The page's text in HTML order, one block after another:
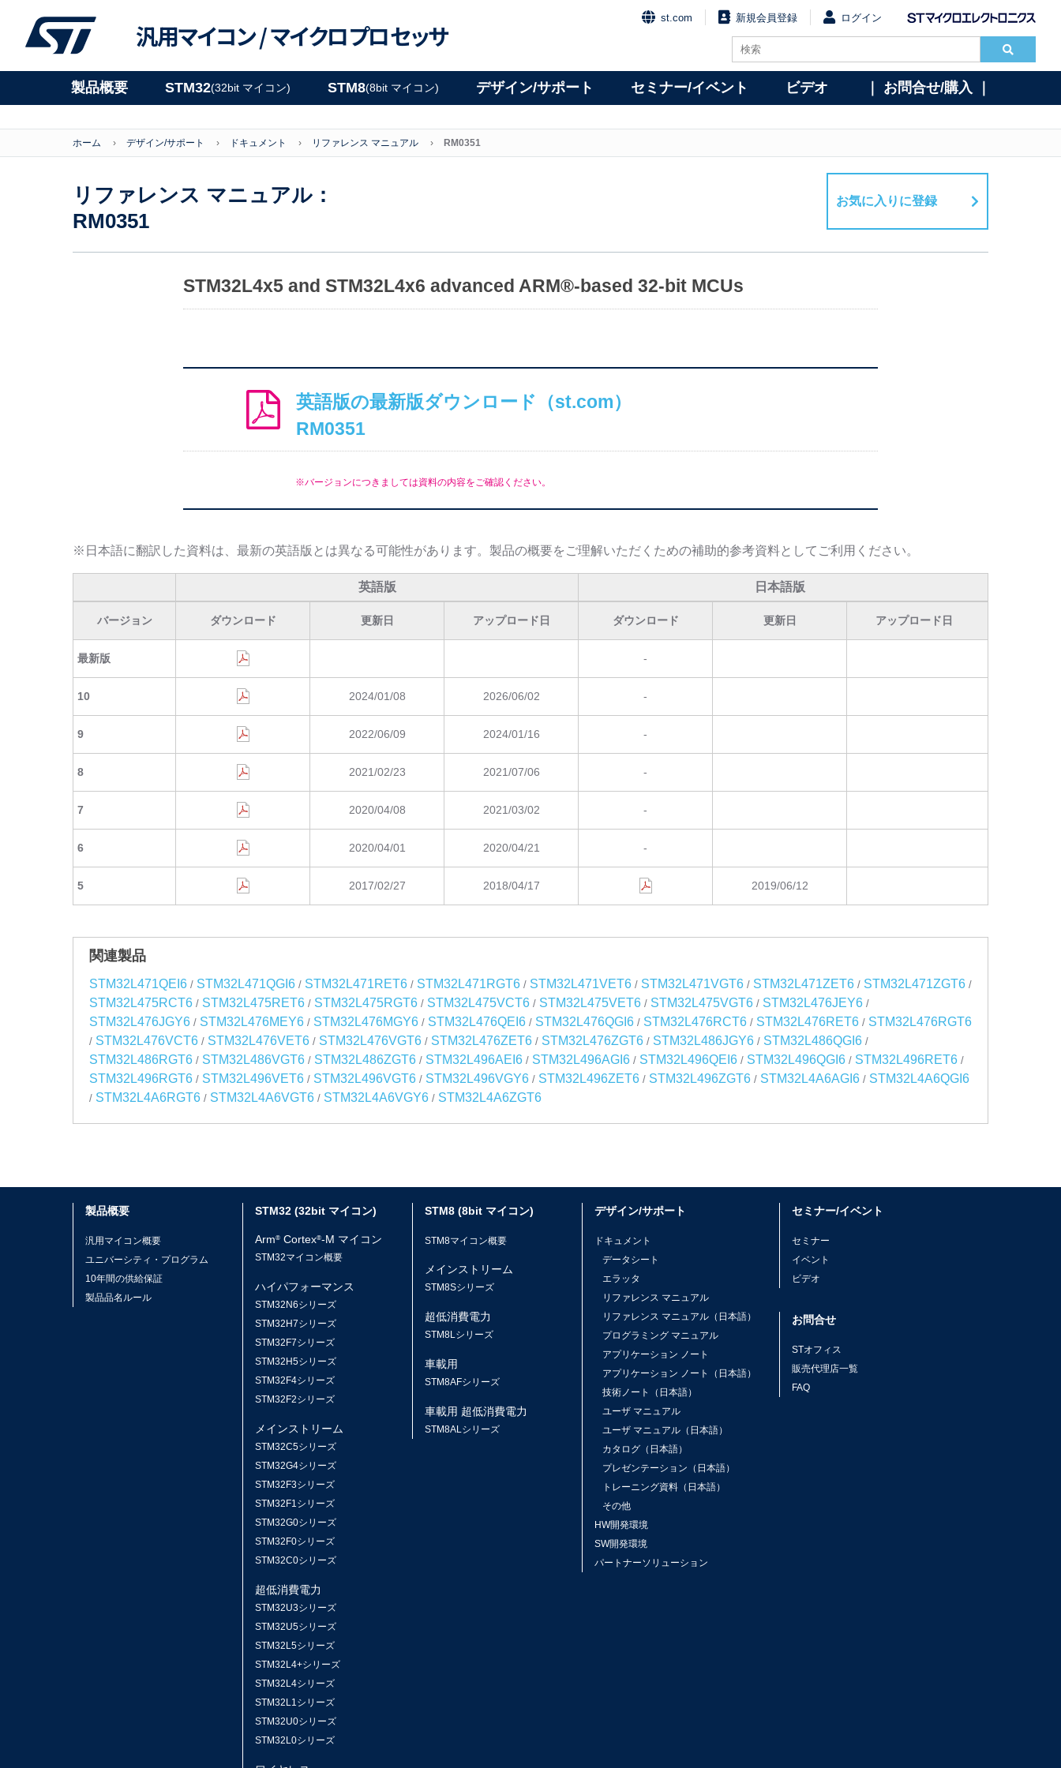
汎用マイコン /マイクロプロセッサ
st.com 新規会員登録 ログイン
製品概要 STM32(32bit マイコン) STM8(8bit マイコン) デザイン/サポート セミナー/イベント ビデオ ｜ お問合せ/購入 ｜
ホーム デザイン/サポート ドキュメント リファレンス マニュアル RM0351
リファレンス マニュアル：
RM0351
お気に入りに登録
STM32L4x5 and STM32L4x6 advanced ARM®-based 32-bit MCUs
英語版の最新版ダウンロード（st.com）
RM0351
※バージョンにつきましては資料の内容をご確認ください。
※日本語に翻訳した資料は、最新の英語版とは異なる可能性があります。製品の概要をご理解いただくための補助的参考資料としてご利用ください。
英語版 日本語版
バージョン ダウンロード 更新日 アップロード日 ダウンロード 更新日 アップロード日
最新版 -
10 2024/01/08 2026/06/02 -
9 2022/06/09 2024/01/16 -
8 2021/02/23 2021/07/06 -
7 2020/04/08 2021/03/02 -
6 2020/04/01 2020/04/21 -
5 2017/02/27 2018/04/17 2019/06/12
関連製品
STM32L471QEI6 / STM32L471QGI6 / STM32L471RET6 / STM32L471RGT6 / STM32L471VET6 / STM32L471VGT6 / STM32L471ZET6 / STM32L471ZGT6 /
STM32L475RCT6 / STM32L475RET6 / STM32L475RGT6 / STM32L475VCT6 / STM32L475VET6 / STM32L475VGT6 / STM32L476JEY6 /
STM32L476JGY6 / STM32L476MEY6 / STM32L476MGY6 / STM32L476QEI6 / STM32L476QGI6 / STM32L476RCT6 / STM32L476RET6 / STM32L476RGT6
/ STM32L476VCT6 / STM32L476VET6 / STM32L476VGT6 / STM32L476ZET6 / STM32L476ZGT6 / STM32L486JGY6 / STM32L486QGI6 /
STM32L486RGT6 / STM32L486VGT6 / STM32L486ZGT6 / STM32L496AEI6 / STM32L496AGI6 / STM32L496QEI6 / STM32L496QGI6 / STM32L496RET6 /
STM32L496RGT6 / STM32L496VET6 / STM32L496VGT6 / STM32L496VGY6 / STM32L496ZET6 / STM32L496ZGT6 / STM32L4A6AGI6 / STM32L4A6QGI6
/ STM32L4A6RGT6 / STM32L4A6VGT6 / STM32L4A6VGY6 / STM32L4A6ZGT6
製品概要
汎用マイコン概要
ユニバーシティ・プログラム
10年間の供給保証
製品品名ルール
STM32 (32bit マイコン)
Arm® Cortex®-M マイコン
STM32マイコン概要
ハイパフォーマンス
STM32N6シリーズ
STM32H7シリーズ
STM32F7シリーズ
STM32H5シリーズ
STM32F4シリーズ
STM32F2シリーズ
メインストリーム
STM32C5シリーズ
STM32G4シリーズ
STM32F3シリーズ
STM32F1シリーズ
STM32G0シリーズ
STM32F0シリーズ
STM32C0シリーズ
超低消費電力
STM32U3シリーズ
STM32U5シリーズ
STM32L5シリーズ
STM32L4+シリーズ
STM32L4シリーズ
STM32L1シリーズ
STM32U0シリーズ
STM32L0シリーズ
STM8 (8bit マイコン)
STM8マイコン概要
メインストリーム
STM8Sシリーズ
超低消費電力
STM8Lシリーズ
車載用
STM8AFシリーズ
車載用 超低消費電力
STM8ALシリーズ
デザイン/サポート
ドキュメント
データシート
エラッタ
リファレンス マニュアル
リファレンス マニュアル（日本語）
プログラミング マニュアル
アプリケーション ノート
アプリケーション ノート（日本語）
技術ノート（日本語）
ユーザ マニュアル
ユーザ マニュアル（日本語）
カタログ（日本語）
プレゼンテーション（日本語）
トレーニング資料（日本語）
その他
HW開発環境
SW開発環境
パートナーソリューション
セミナー/イベント
セミナー
イベント
ビデオ
お問合せ
STオフィス
販売代理店一覧
FAQ